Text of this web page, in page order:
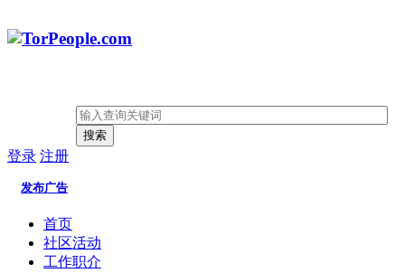
搜索
登录 注册
发布广告
首页
社区活动
工作职介